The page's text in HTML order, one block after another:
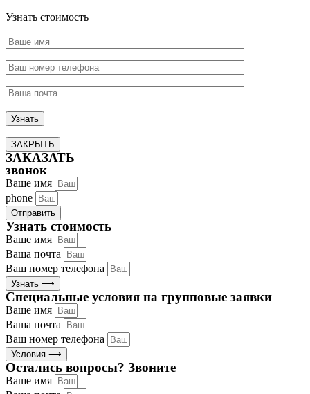
Узнать стоимость
ЗАКРЫТЬ
ЗАКАЗАТЬ
звонок
Ваше имя
phone
Отправить
Узнать стоимость
Ваше имя
Ваша почта
Ваш номер телефона
Узнать ⟶
Специальные условия на групповые заявки
Ваше имя
Ваша почта
Ваш номер телефона
Условия ⟶
Остались вопросы? Звоните
Ваше имя